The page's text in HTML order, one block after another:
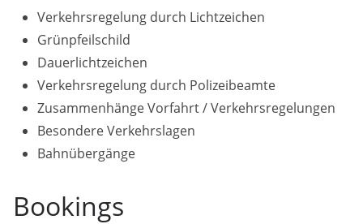
Verkehrsregelung durch Lichtzeichen
Grünpfeilschild
Dauerlichtzeichen
Verkehrsregelung durch Polizeibeamte
Zusammenhänge Vorfahrt / Verkehrsregelungen
Besondere Verkehrslagen
Bahnübergänge
Bookings